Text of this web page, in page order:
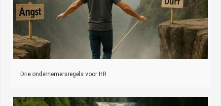
Drie ondernemersregels voor HR